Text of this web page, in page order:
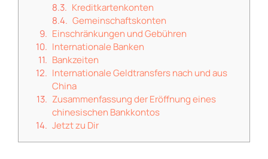
Kreditkartenkonten
Gemeinschaftskonten
Einschränkungen und Gebühren
Internationale Banken
Bankzeiten
Internationale Geldtransfers nach und aus
China
Zusammenfassung der Eröffnung eines
chinesischen Bankkontos
Jetzt zu Dir